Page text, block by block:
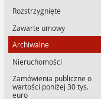
Rozstrzygnięte
Zawarte umowy
Archiwalne
Nieruchomości
Zamówienia publiczne o
wartości poniżej 30 tys.
euro